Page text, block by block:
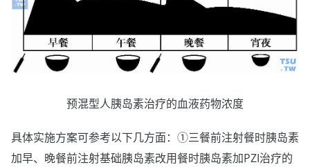
预混型人胰岛素治疗的血液药物浓度
具体实施方案可参考以下几方面：①三餐前注射餐时胰岛素
加早、晚餐前注射基础胰岛素改用餐时胰岛素加PZI治疗的